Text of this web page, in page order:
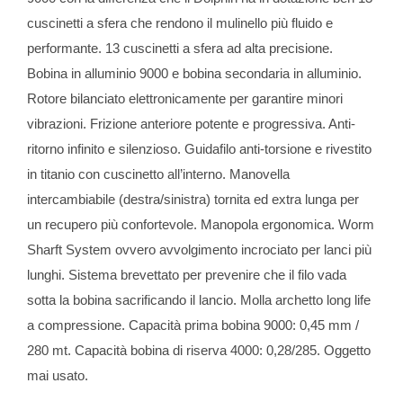
cuscinetti a sfera che rendono il mulinello più fluido e
performante. 13 cuscinetti a sfera ad alta precisione.
Bobina in alluminio 9000 e bobina secondaria in alluminio.
Rotore bilanciato elettronicamente per garantire minori
vibrazioni. Frizione anteriore potente e progressiva. Anti-
ritorno infinito e silenzioso. Guidafilo anti-torsione e rivestito
in titanio con cuscinetto all’interno. Manovella
intercambiabile (destra/sinistra) tornita ed extra lunga per
un recupero più confortevole. Manopola ergonomica. Worm
Sharft System ovvero avvolgimento incrociato per lanci più
lunghi. Sistema brevettato per prevenire che il filo vada
sotta la bobina sacrificando il lancio. Molla archetto long life
a compressione. Capacità prima bobina 9000: 0,45 mm /
280 mt. Capacità bobina di riserva 4000: 0,28/285. Oggetto
mai usato.